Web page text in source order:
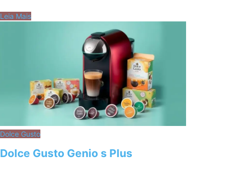
Leia Mais
Dolce Gusto
Dolce Gusto Genio s Plus